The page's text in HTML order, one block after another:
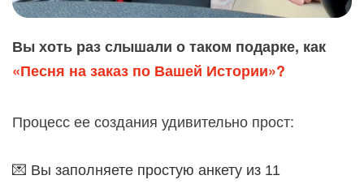
Вы хоть раз слышали о таком подарке, как
«Песня на заказ по Вашей Истории»?
Процесс ее создания удивительно прост:
💌 Вы заполняете простую анкету из 11